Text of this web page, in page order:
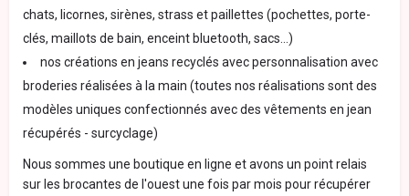
chats, licornes, sirènes, strass et paillettes (pochettes, porte-
clés, maillots de bain, enceint bluetooth, sacs...)
nos créations en jeans recyclés avec personnalisation avec
broderies réalisées à la main (toutes nos réalisations sont des
modèles uniques confectionnés avec des vêtements en jean
récupérés - surcyclage)
Nous sommes une boutique en ligne et avons un point relais
sur les brocantes de l'ouest une fois par mois pour récupérer